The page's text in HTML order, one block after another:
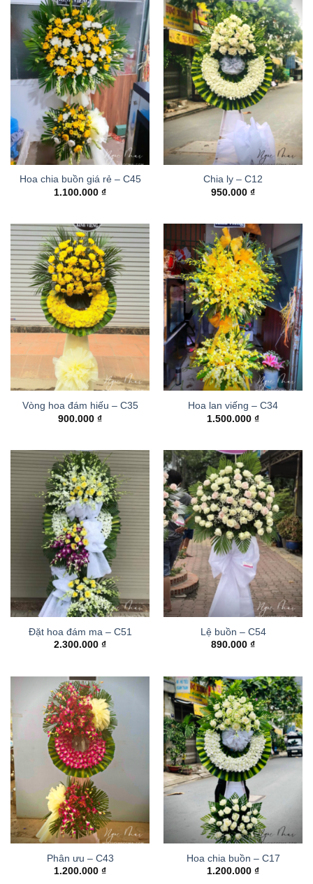
Hoa chia buồn giá rẻ – C45
1.100.000 ₫
Chia ly – C12
950.000 ₫
Vòng hoa đám hiếu – C35
900.000 ₫
Hoa lan viếng – C34
1.500.000 ₫
Đặt hoa đám ma – C51
2.300.000 ₫
Lệ buồn – C54
890.000 ₫
Phân ưu – C43
1.200.000 ₫
Hoa chia buồn – C17
1.200.000 ₫